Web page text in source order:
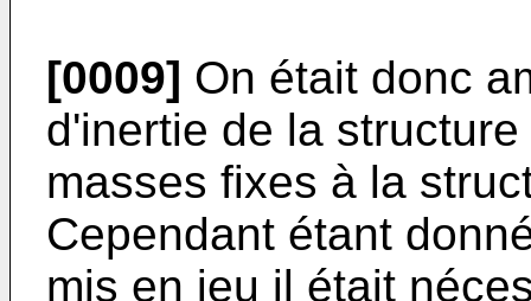
[0009] On était donc
d'inertie de la
masses fixes à la
Cependant étant
mis en jeu il était